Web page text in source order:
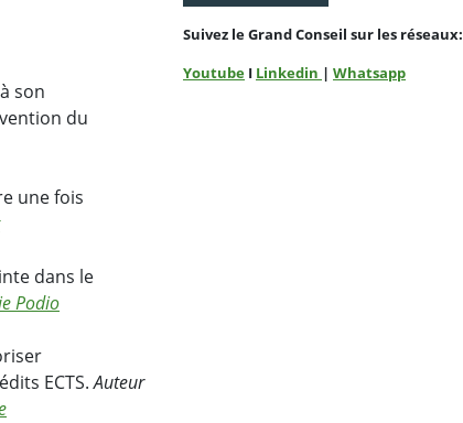
son
du
une fois
dans le
Podio
ECTS.Auteur
Suivez le Grand Conseil sur les réseaux:
Youtube I Linkedin | Whatsapp